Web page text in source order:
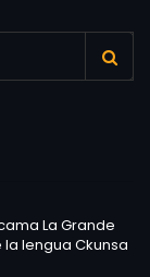
La Grande
lengua Ckunsa